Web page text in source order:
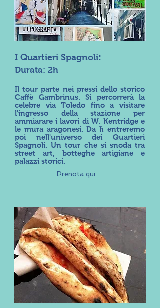
I Quartieri Spagnoli:
Durata: 2h
Il tour parte nei pressi dello storico
Caffè Gambrinus. Si percorrerà la
celebre via Toledo fino a visitare
l'ingresso della stazione per
ammiarare i lavori di W. Kentridge e
le mura aragonesi. Da lì entreremo
poi nell'universo dei Quartieri
Spagnoli. Un tour che si snoda tra
street art, botteghe artigiane e
palazzi storici.
Prenota qui